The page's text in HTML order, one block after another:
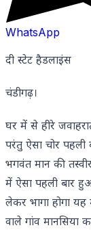
WhatsApp
दी स्टेट हैडलाइंस
चंडीगढ़।
घर में से हीरे
परंतु ऐसा चोर
भगवंत मान की
में ऐसा पहली बार
लेकर भागा होगा
वाले गांव मानसिया